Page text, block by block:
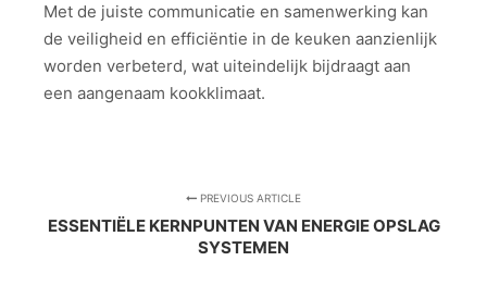
Met de juiste communicatie en samenwerking kan
de veiligheid en efficiëntie in de keuken aanzienlijk
worden verbeterd, wat uiteindelijk bijdraagt aan
een aangenaam kookklimaat.
PREVIOUS ARTICLE
ESSENTIËLE KERNPUNTEN VAN ENERGIE OPSLAG
SYSTEMEN